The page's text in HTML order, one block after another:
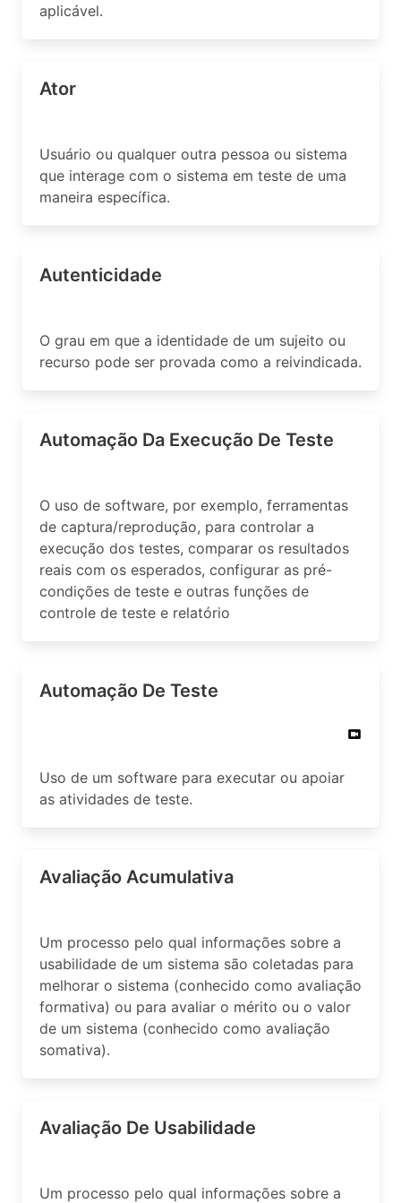
aplicável.
Ator
Usuário ou qualquer outra pessoa ou sistema
que interage com o sistema em teste de uma
maneira específica.
Autenticidade
O grau em que a identidade de um sujeito ou
recurso pode ser provada como a reivindicada.
Automação Da Execução De Teste
O uso de software, por exemplo, ferramentas
de captura/reprodução, para controlar a
execução dos testes, comparar os resultados
reais com os esperados, configurar as pré-
condições de teste e outras funções de
controle de teste e relatório
Automação De Teste
Uso de um software para executar ou apoiar
as atividades de teste.
Avaliação Acumulativa
Um processo pelo qual informações sobre a
usabilidade de um sistema são coletadas para
melhorar o sistema (conhecido como avaliação
formativa) ou para avaliar o mérito ou o valor
de um sistema (conhecido como avaliação
somativa).
Avaliação De Usabilidade
Um processo pelo qual informações sobre a